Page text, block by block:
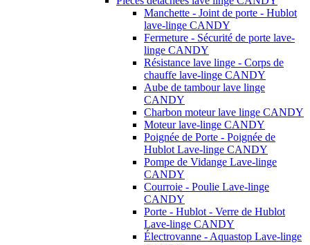
Manchette - Joint de porte - Hublot
lave-linge CANDY
Fermeture - Sécurité de porte lave-
linge CANDY
Résistance lave linge - Corps de
chauffe lave-linge CANDY
Aube de tambour lave linge
CANDY
Charbon moteur lave linge CANDY
Moteur lave-linge CANDY
Poignée de Porte - Poignée de
Hublot Lave-linge CANDY
Pompe de Vidange Lave-linge
CANDY
Courroie - Poulie Lave-linge
CANDY
Porte - Hublot - Verre de Hublot
Lave-linge CANDY
Électrovanne - Aquastop Lave-linge